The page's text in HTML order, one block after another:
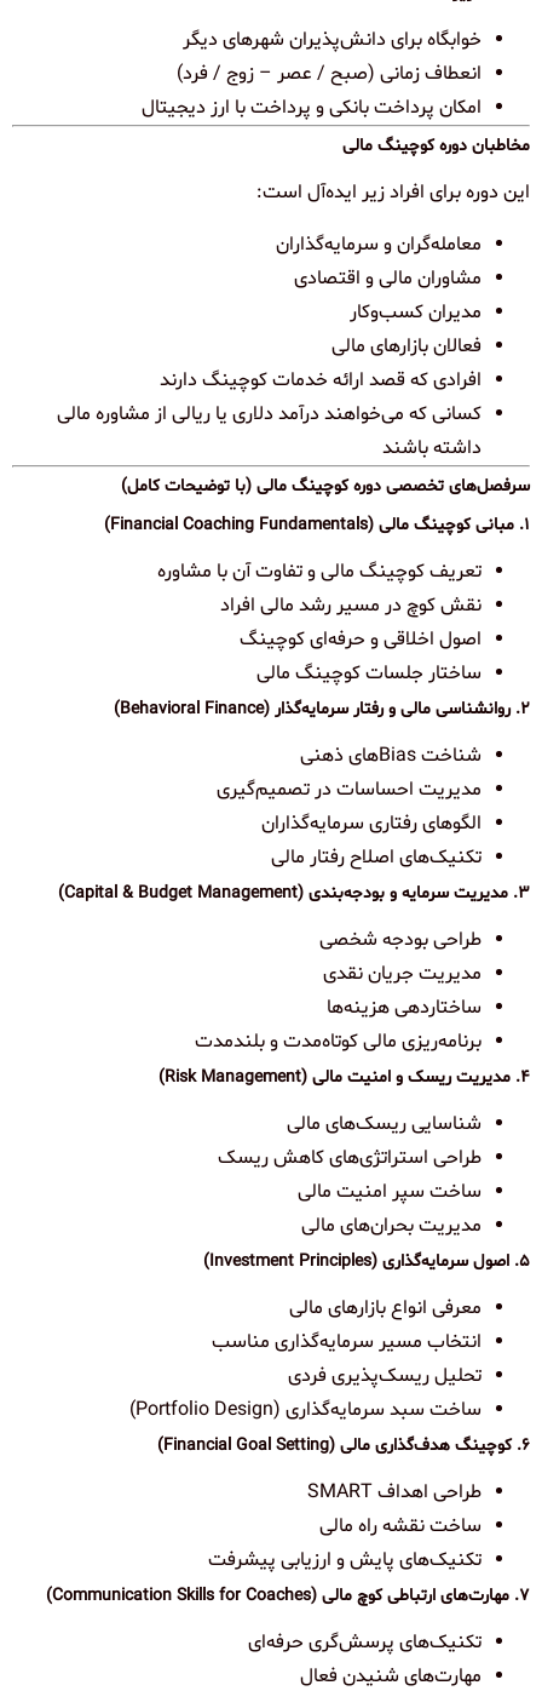
خوابگاه برای دانش‌پذیران شهرهای دیگر
انعطاف زمانی (صبح / عصر – زوج / فرد)
امکان پرداخت بانکی و پرداخت با ارز دیجیتال
مخاطبان دوره کوچینگ مالی
این دوره برای افراد زیر ایده‌آل است:
معامله‌گران و سرمایه‌گذاران
مشاوران مالی و اقتصادی
مدیران کسب‌وکار
فعالان بازارهای مالی
افرادی که قصد ارائه خدمات کوچینگ دارند
کسانی که می‌خواهند درآمد دلاری یا ریالی از مشاوره مالی
داشته باشند
سرفصل‌های تخصصی دوره کوچینگ مالی (با توضیحات کامل)
۱. مبانی کوچینگ مالی (Financial Coaching Fundamentals)
تعریف کوچینگ مالی و تفاوت آن با مشاوره
نقش کوچ در مسیر رشد مالی افراد
اصول اخلاقی و حرفه‌ای کوچینگ
ساختار جلسات کوچینگ مالی
۲. روانشناسی مالی و رفتار سرمایه‌گذار (Behavioral Finance)
شناخت Biasهای ذهنی
مدیریت احساسات در تصمیم‌گیری
الگوهای رفتاری سرمایه‌گذاران
تکنیک‌های اصلاح رفتار مالی
۳. مدیریت سرمایه و بودجه‌بندی (Capital & Budget Management)
طراحی بودجه شخصی
مدیریت جریان نقدی
ساختاردهی هزینه‌ها
برنامه‌ریزی مالی کوتاه‌مدت و بلندمدت
۴. مدیریت ریسک و امنیت مالی (Risk Management)
شناسایی ریسک‌های مالی
طراحی استراتژی‌های کاهش ریسک
ساخت سپر امنیت مالی
مدیریت بحران‌های مالی
۵. اصول سرمایه‌گذاری (Investment Principles)
معرفی انواع بازارهای مالی
انتخاب مسیر سرمایه‌گذاری مناسب
تحلیل ریسک‌پذیری فردی
ساخت سبد سرمایه‌گذاری (Portfolio Design)
۶. کوچینگ هدف‌گذاری مالی (Financial Goal Setting)
طراحی اهداف SMART
ساخت نقشه راه مالی
تکنیک‌های پایش و ارزیابی پیشرفت
۷. مهارت‌های ارتباطی کوچ مالی (Communication Skills for Coaches)
تکنیک‌های پرسش‌گری حرفه‌ای
مهارت‌های شنیدن فعال